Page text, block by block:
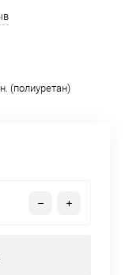
(полиуретан)